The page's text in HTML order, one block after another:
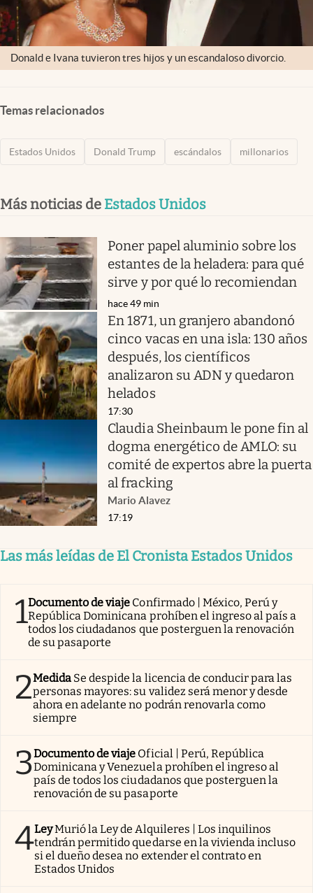
Donald e Ivana tuvieron tres hijos y un escandaloso divorcio.
Temas relacionados
Estados Unidos Donald Trump escándalos millonarios
Más noticias de Estados Unidos
Poner papel aluminio sobre los
estantes de la heladera: para qué
sirve y por qué lo recomiendan
hace 49 min
En 1871, un granjero abandonó
cinco vacas en una isla: 130 años
después, los científicos
analizaron su ADN y quedaron
helados
17:30
Claudia Sheinbaum le pone fin al
dogma energético de AMLO: su
comité de expertos abre la puerta
al fracking
Mario Alavez
17:19
Las más leídas de El Cronista Estados Unidos
1Documento de viaje Confirmado | México, Perú y
República Dominicana prohíben el ingreso al país a
todos los ciudadanos que posterguen la renovación
de su pasaporte
2Medida Se despide la licencia de conducir para las
personas mayores: su validez será menor y desde
ahora en adelante no podrán renovarla como
siempre
3Documento de viaje Oficial | Perú, República
Dominicana y Venezuela prohíben el ingreso al
país de todos los ciudadanos que posterguen la
renovación de su pasaporte
4LeyMurió la Ley de Alquileres | Los inquilinos
tendrán permitido quedarse en la vivienda incluso
si el dueño desea no extender el contrato en
Estados Unidos